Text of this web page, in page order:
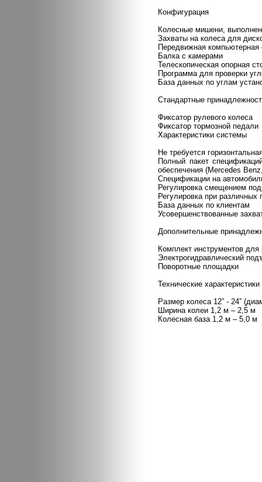
Конфигурация
Колесные мишени,
Захваты на колеса для
Передвижная компьютерная
Балка с камерами
Телескопическая опорная
Программа для проверки
База данных по углам
Стандартные
Фиксатор рулевого колеса
Фиксатор тормозной педали
Характеристики системы
Не требуется
Полный пакет
обеспечения (Mercedes
Спецификации на
Регулировка смещением
Регулировка при
База данных по клиентам
Усовершенствованные
Дополнительные
Комплект инструментов для
Электрогидравлический
Поворотные площадки
Технические характеристики
Размер колеса 12” - 24”
Ширина колеи 1,2 м – 2,5 м
Колесная база 1,2 м – 5,0 м